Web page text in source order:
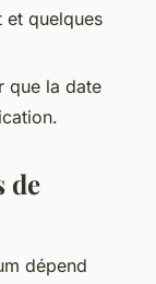
et quelques
que la date
de
dépend